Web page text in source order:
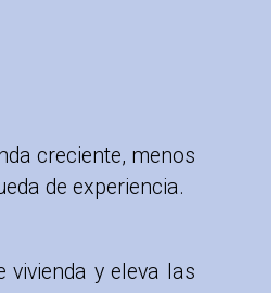
creciente, menos
de experiencia.
y eleva las